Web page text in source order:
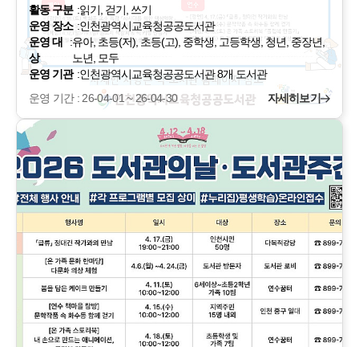
활동 구분 :읽기, 걷기, 쓰기
운영 장소 :인천광역시교육청공공도서관
운영 대
상
:유아, 초등(저), 초등(고), 중학생, 고등학생, 청년, 중장년,
노년, 모두
운영 기관 :인천광역시교육청공공도서관 8개 도서관
운영 기간 : 26-04-01 ~ 26-04-30
자세히보기